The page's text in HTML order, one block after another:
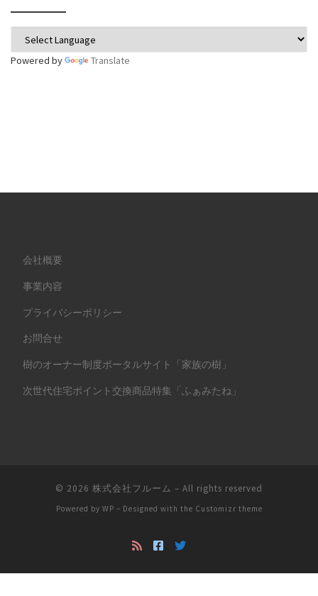
Powered by Translate
会社概要
事業内容
プライバシーポリシー
お問合せ
樹のオーナー制度ポータルサイト「家族の樹」
次世代住宅ポイント交換商品特集「ふぁみたね」
© 2026 株式会社フルーム – All rights reserved
Powered by WP – Designed with the Customizr theme